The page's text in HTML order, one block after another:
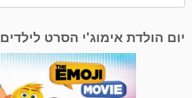
יום הולדת אימוג'י הסרט לילדים